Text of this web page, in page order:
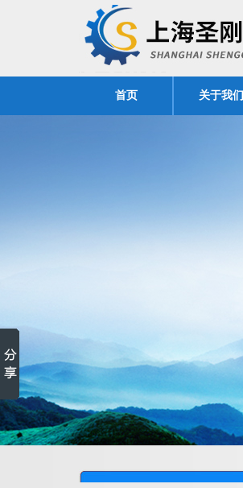
首页 关于我们